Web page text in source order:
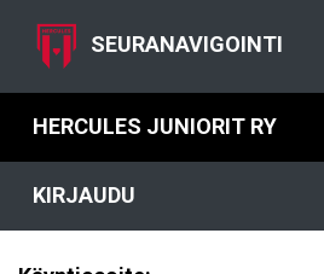
SEURANAVIGOINTI
HERCULES JUNIORIT RY
KIRJAUDU